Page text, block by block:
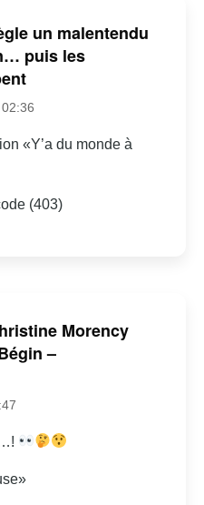
un malentendu
puis les
«Y’a du monde à
(403)
Morency
–